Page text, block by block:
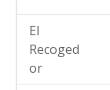
El
Recoged
or